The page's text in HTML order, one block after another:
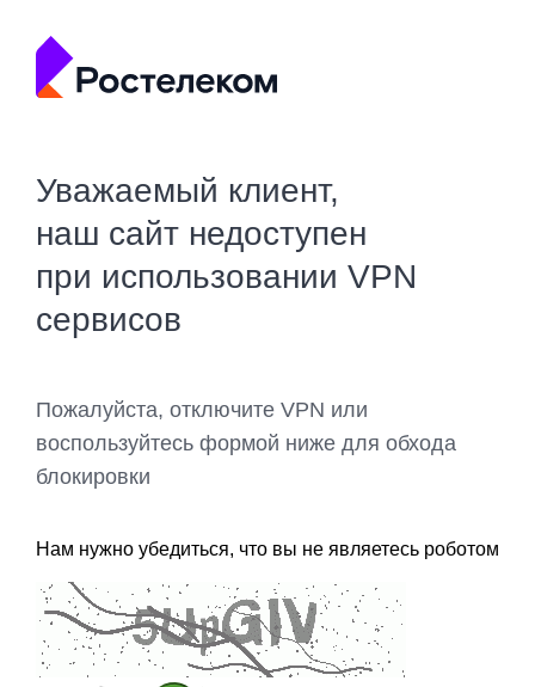
Уважаемый клиент,
наш сайт недоступен
при использовании VPN
сервисов
Пожалуйста, отключите VPN или
воспользуйтесь формой ниже для обхода
блокировки
Нам нужно убедиться, что вы не являетесь роботом